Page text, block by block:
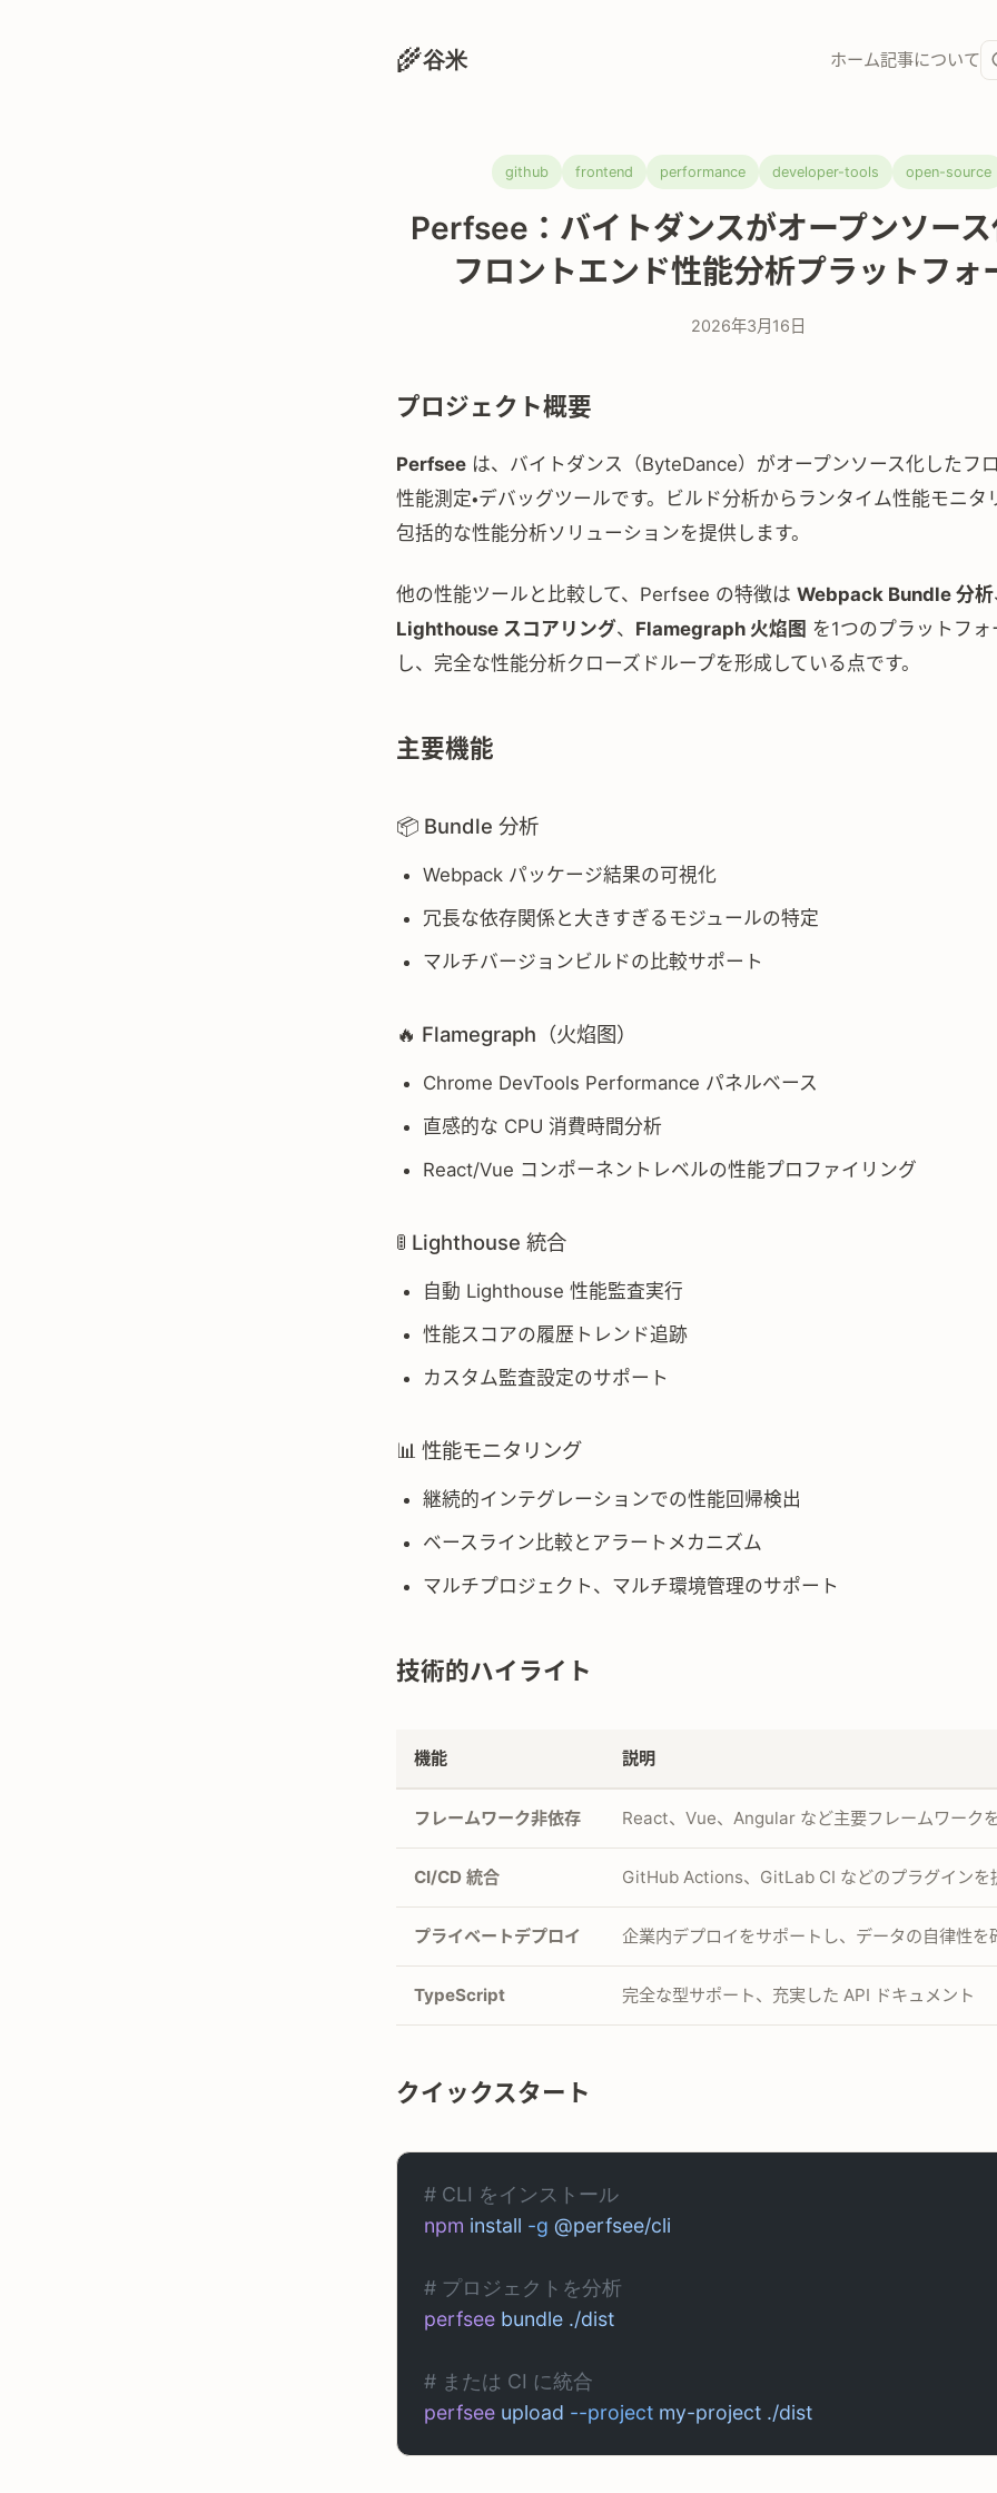
🌾谷米 ホーム記事について
github frontend performance developer-tools open-source
Perfsee：バイトダンスがオープンソー
フロントエンド性能分析プラットフォ
2026年3月16日
プロジェクト概要
Perfsee は、バイトダンス（ByteDance）がオープンソース化したフ
性能測定・デバッグツールです。ビルド分析からランタイム性能モニタ
包括的な性能分析ソリューションを提供します。
他の性能ツールと比較して、Perfsee の特徴は Webpack Bundle 分析
Lighthouse スコアリング、 Flamegraph 火焰图 を1つのプラットフ
し、完全な性能分析クローズドループを形成している点です。
主要機能
📦 Bundle 分析
Webpack パッケージ結果の可視化
冗長な依存関係と大きすぎるモジュールの特定
マルチバージョンビルドの比較サポート
🔥 Flamegraph（火焰图）
Chrome DevTools Performance パネルベース
直感的な CPU 消費時間分析
React/Vue コンポーネントレベルの性能プロファイリング
🚦 Lighthouse 統合
自動 Lighthouse 性能監査実行
性能スコアの履歴トレンド追跡
カスタム監査設定のサポート
📊 性能モニタリング
継続的インテグレーションでの性能回帰検出
ベースライン比較とアラートメカニズム
マルチプロジェクト、マルチ環境管理のサポート
技術的ハイライト
機能 説明
フレームワーク非依存 React、Vue、Angular など主要フレームワーク
CI/CD 統合 GitHub Actions、GitLab CI などのプラグインを
プライベートデプロイ 企業内デプロイをサポートし、データの自律性を
TypeScript 完全な型サポート、充実した API ドキュメント
クイックスタート
# CLI をインストール
npm install -g @perfsee/cli
# プロジェクトを分析
perfsee bundle ./dist
# または CI に統合
perfsee upload --project my-project ./dist